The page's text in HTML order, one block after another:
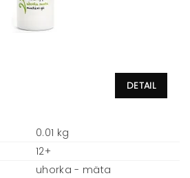
DETAIL
0.01 kg
12+
uhorka - mäta